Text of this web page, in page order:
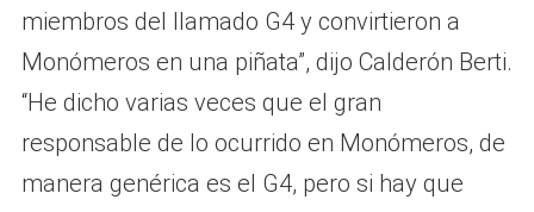
miembros del llamado G4 y convirtieron a
Monómeros en una piñata”, dijo Calderón Berti.
“He dicho varias veces que el gran
responsable de lo ocurrido en Monómeros, de
manera genérica es el G4, pero si hay que